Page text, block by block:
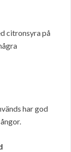
citronsyra på
har god